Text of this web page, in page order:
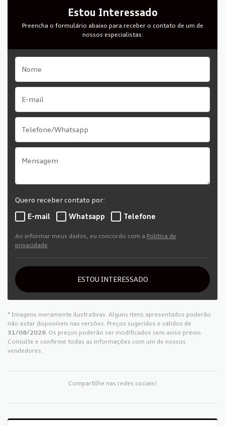
Estou Interessado
Preencha o formulário abaixo para receber o contato de um de
nossos especialistas:
Quero receber contato por:
E-mail
Whatsapp Telefone
Ao informar meus dados, eu concordo com a Política de
privacidade.
ESTOU INTERESSADO
* Imagens meramente ilustrativas. Alguns itens apresentados poderão
não estar disponíveis nas versões. Preços sugeridos e válidos de
31/08/2026. Os preços poderão ser modificados sem aviso prévio.
Consulte e confirme todas as informações com um de nossos
vendedores.
Compartilhe nas redes sociais!